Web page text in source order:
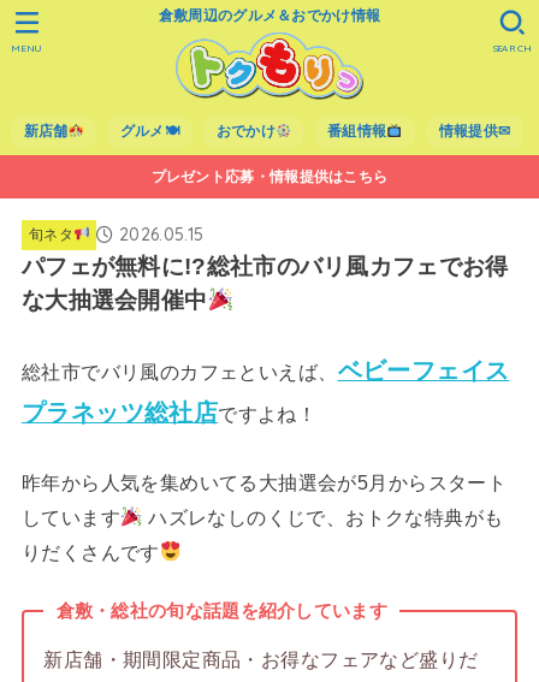
倉敷周辺のグルメ＆おでかけ情報
新店舗 グルメ🍽 おでかけ 番組情報 情報提供✉
SEARCH
MENU
プレゼント応募・情報提供はこちら
旬ネタ 2026.05.15
パフェが無料に!?総社市のバリ風カフェでお得
な大抽選会開催中
総社市でバリ風のカフェといえば、 ベビーフェイス
プラネッツ総社店ですよね！
昨年から人気を集めいてる大抽選会が5月からスタート
しています
ハズレなしのくじで、おトクな特典がも
りだくさんです
倉敷・総社の旬な話題を紹介しています
新店舗・期間限定商品・お得なフェアなど盛りだ